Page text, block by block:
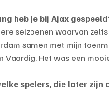
heb je bij Ajax
seizoenen waarvan
samen met mijn
Vaardig. Het was een
spelers, die later zijn